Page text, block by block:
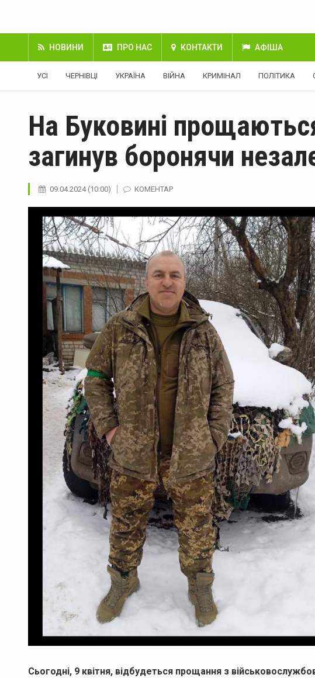
НОВИНИ ПРО НАС КОНТАКТИ АФІША
УСІ ЧЕРНІВЦІ УКРАЇНА ВІЙНА КРИМІНАЛ ПОЛІТИКА
На Буковині
загинув боронячи
09.04.2024 (10:00) КОМЕНТАР
Сьогодні, 9 квітня, відбудеться прощання з